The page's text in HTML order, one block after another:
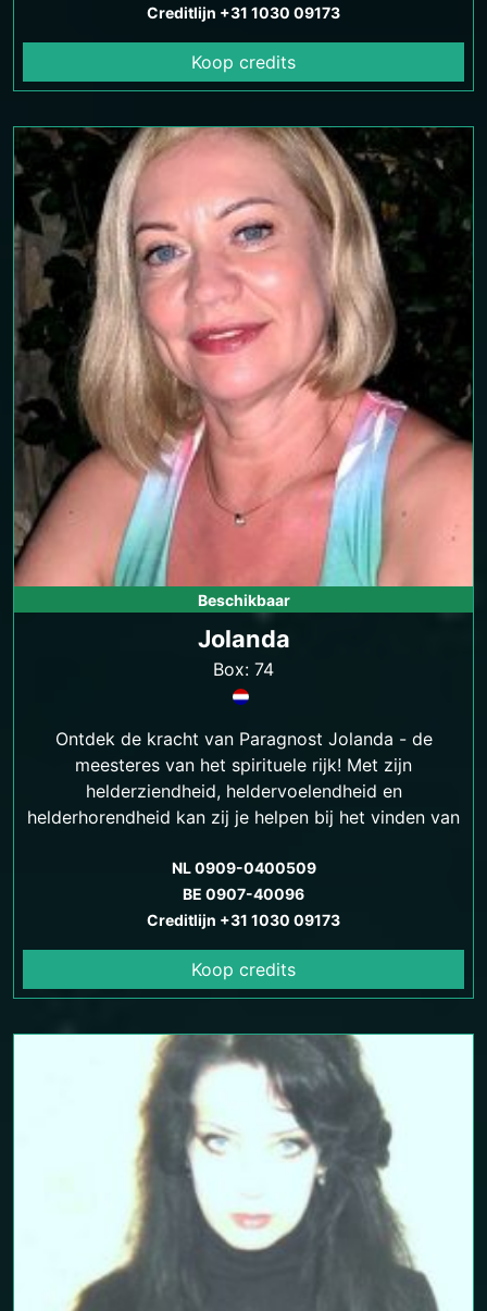
Creditlijn +31 1030 09173
Koop credits
Beschikbaar
Jolanda
Box: 74
Ontdek de kracht van Paragnost Jolanda - de
meesteres van het spirituele rijk! Met zijn
helderziendheid, heldervoelendheid en
helderhorendheid kan zij je helpen bij het vinden van
emotionele en spirituele balans.
NL 0909-0400509
BE 0907-40096
Creditlijn +31 1030 09173
Koop credits